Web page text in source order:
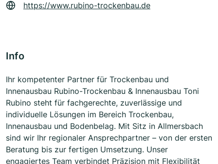
https://www.rubino-trockenbau.de
Info
Ihr kompetenter Partner für Trockenbau und
Innenausbau Rubino-Trockenbau & Innenausbau Toni
Rubino steht für fachgerechte, zuverlässige und
individuelle Lösungen im Bereich Trockenbau,
Innenausbau und Bodenbelag. Mit Sitz in Allmersbach
sind wir Ihr regionaler Ansprechpartner – von der ersten
Beratung bis zur fertigen Umsetzung. Unser
engagiertes Team verbindet Präzision mit Flexibilität